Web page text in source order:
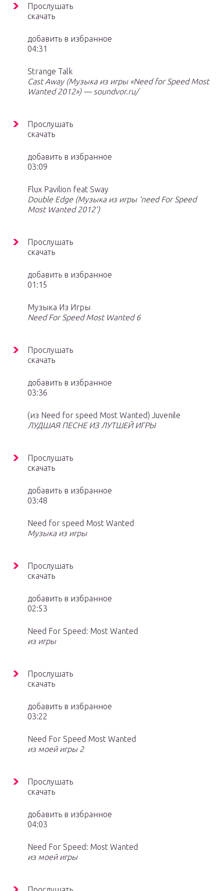
Прослушать
скачать
добавить в избранное
04:31
Strange Talk
Cast Away (Музыка из игры «Need for Speed Most
Wanted 2012») — soundvor.ru/
Прослушать
скачать
добавить в избранное
03:09
Flux Pavilion feat Sway
Double Edge (Музыка из игры ‘need For Speed
Most Wanted 2012’)
Прослушать
скачать
добавить в избранное
01:15
Музыка Из Игры
Need For Speed Most Wanted 6
Прослушать
скачать
добавить в избранное
03:36
(из Need for speed Most Wanted) Juvenile
ЛУДШАЯ ПЕСНЕ ИЗ ЛУТШЕЙ ИГРЫ
Прослушать
скачать
добавить в избранное
03:48
Need for speed Most Wanted
Музыка из игры
Прослушать
скачать
добавить в избранное
02:53
Need For Speed: Most Wanted
из игры
Прослушать
скачать
добавить в избранное
03:22
Need For Speed Most Wanted
из моей игры 2
Прослушать
скачать
добавить в избранное
04:03
Need For Speed: Most Wanted
из моей игры